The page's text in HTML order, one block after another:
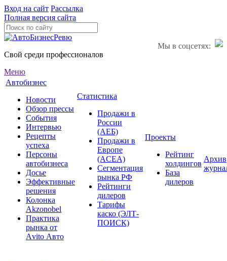
Вход на сайт Рассылка
Полная версия сайта
Мы в соцсетях:
Свой среди профессионалов
Меню
Автобизнес
Новости
Обзор прессы
События
Интервью
Рецепты
успеха
Персоны
автобизнеса
Досье
Эффективные
решения
Колонка
Akzonobel
Практика
рынка от
Аvito Авто
Статистика
Продажи в
России
(АЕБ)
Продажи в
Европе
(ACEA)
Сегментация
рынка РФ
Рейтинги
дилеров
Тарифы
каско (ЭЛТ-
ПОИСК)
Проекты
Рейтинг
холдингов
База
дилеров
Архив